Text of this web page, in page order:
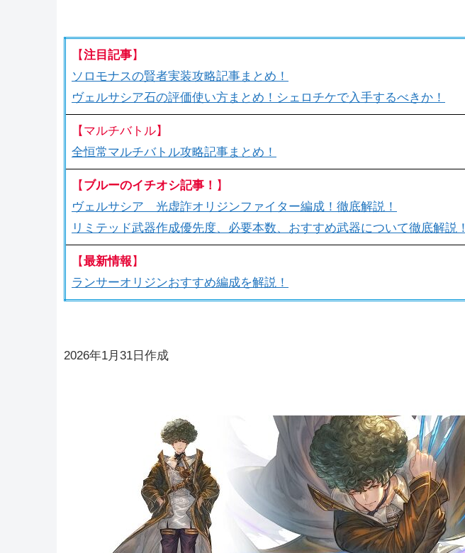
【注目記事】
ソロモナスの賢者実装攻略記事まとめ！
ヴェルサシア石の評価使い方まとめ！シェロチケで入手するべきか！
【マルチバトル】
全恒常マルチバトル攻略記事まとめ！
【 ブルーのイチオシ記事！ 】
ヴェルサシア 光虚詐オリジンファイター編成！徹底解説！
リミテッド武器作成優先度、必要本数、おすすめ武器について徹底解説！
【最新情報 】
ランサーオリジンおすすめ編成を解説！
2026年1月31日作成